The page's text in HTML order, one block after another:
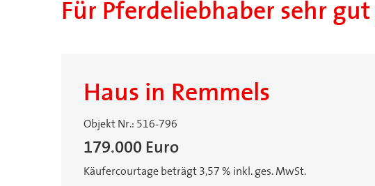
Für Pferdeliebhaber sehr
Haus in Remmels
Objekt Nr.: 516-796
179.000 Euro
Käufercourtage beträgt 3,57 % inkl. ges. MwSt.